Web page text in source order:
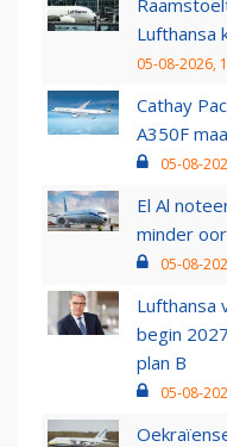
Lufthansa
05-08-2026,
Cathay
A350F
05-08-
El Al
minder
05-08-
Lufthansa
begin
plan B
05-08-